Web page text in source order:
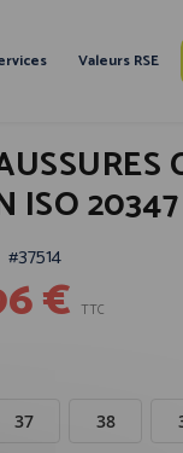
Valeurs RSE
ISO 20347
37514
€ TTC
37 38